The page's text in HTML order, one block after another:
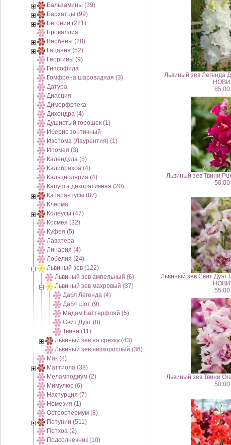
Бальзамины (39)
Бархатцы (99)
Бегонии (221)
Броваллия
Вербены (28)
Гацания (52)
Георгины (9)
Гипсофила
Гомфрена шаровидная (3)
Датура
Диасция
Диморфотека
Дихондра (4)
Душистый горошек (1)
Иберис зонтичный
Изотома (Лаурентия) (1)
Ипомея (3)
Календула (8)
Калибрахоа (4)
Кальцеолярия (4)
Капуста декоративная (20)
Катарантусы (87)
Клеома
Колеусы (47)
Космея (32)
Куфея (5)
Лаватера
Линария (4)
Лобелия (24)
Львиный зев (122)
Львиный зев ампельный (6)
Львиный зев махровый (37)
Дабл Легенда (4)
Дабл Шот (9)
Мадам Баттерфляй (5)
Свит Дуэт (8)
Твини (11)
Львиный зев на срезку (43)
Львиный зев низкорослый (36)
Мак (8)
Маттиола (38)
Меламподиум (2)
Мимулюс (6)
Настурция (7)
Немезия (1)
Остеоспермум (8)
Петунии (511)
Петхоа (2)
Подсолнечник (10)
Львиный зев Легенда
85.00
Львиный зев Твини
50.00
Львиный зев Свит Дуэт
55.00
Львиный зев Твини
50.00